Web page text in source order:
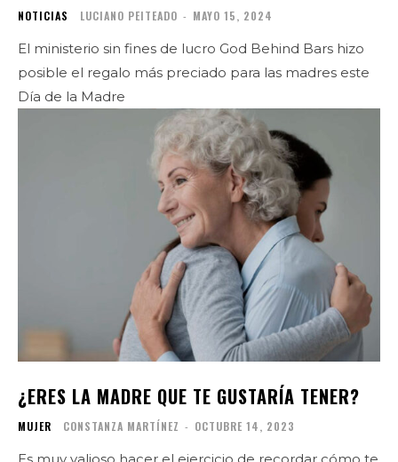
NOTICIAS LUCIANO PEITEADO - MAYO 15, 2024
El ministerio sin fines de lucro God Behind Bars hizo
posible el regalo más preciado para las madres este
Día de la Madre
¿ERES LA MADRE QUE TE GUSTARÍA TENER?
MUJER CONSTANZA MARTÍNEZ - OCTUBRE 14, 2023